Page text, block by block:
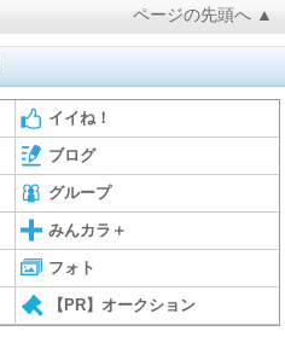
ページの先頭へ ▲
イイね！
ブログ
グループ
みんカラ＋
フォト
【PR】オークション